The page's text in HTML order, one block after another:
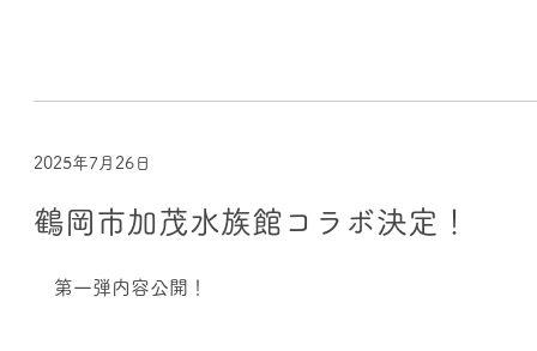
2025年7月26日
鶴岡市加茂水族館コラボ決定！
第一弾内容公開！